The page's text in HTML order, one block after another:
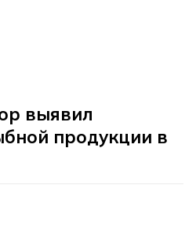
выявил
продукции в